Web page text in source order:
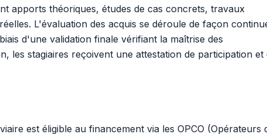
apports théoriques, études de cas concrets, travaux
L'évaluation des acquis se déroule de façon
d'une validation finale vérifiant la maîtrise des
les stagiaires reçoivent une attestation de participation et
est éligible au financement via les OPCO (Opérateurs